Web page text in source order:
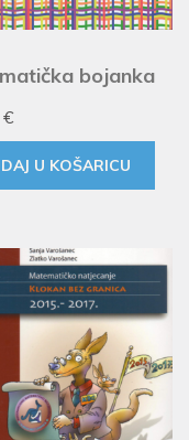
bojanka
€
U KOŠARICU